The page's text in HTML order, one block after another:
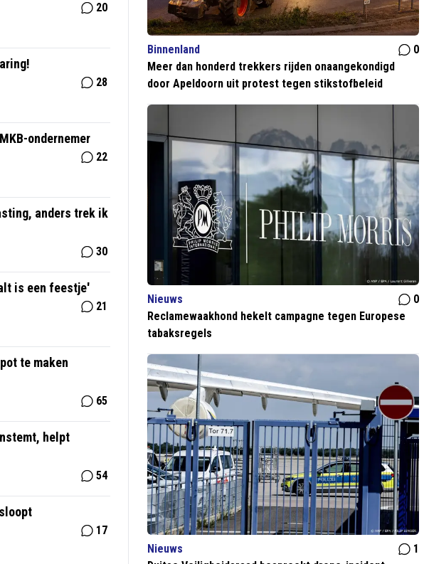
20
28
ondernemer
22
anders trek ik
30
is een feestje'
21
te maken
65
helpt
54
17
Binnenland
0
Meer dan honderd trekkers rijden onaangekondigd
door Apeldoorn uit protest tegen stikstofbeleid
Nieuws
0
Reclamewaakhond hekelt campagne tegen Europese
tabaksregels
Nieuws
1